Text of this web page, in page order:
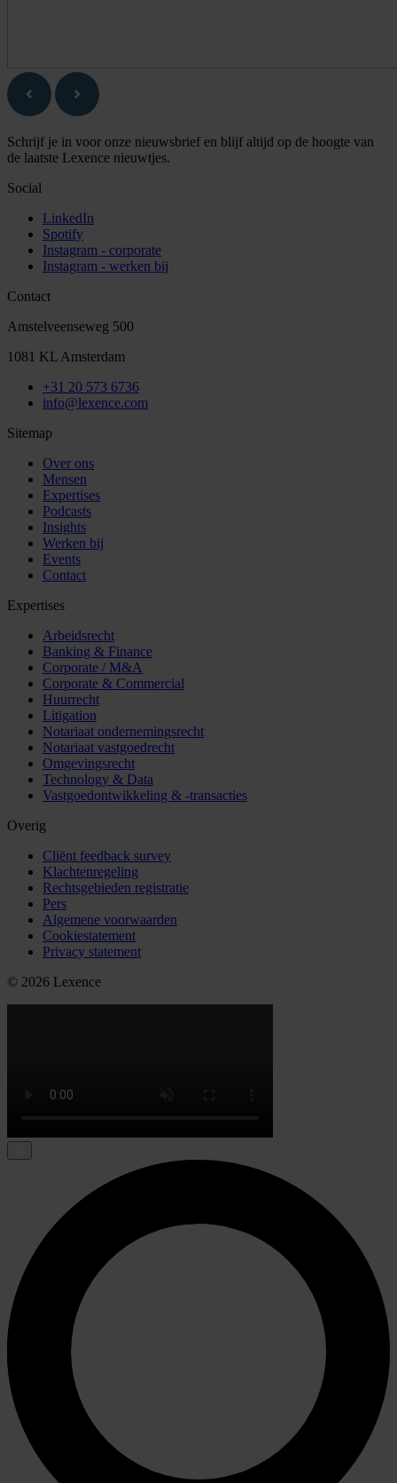
Schrijf je in voor onze nieuwsbrief en blijf altijd op de hoogte van
de laatste Lexence nieuwtjes.
Social
LinkedIn
Spotify
Instagram - corporate
Instagram - werken bij
Contact
Amstelveenseweg 500
1081 KL Amsterdam
+31 20 573 6736
info@lexence.com
Sitemap
Over ons
Mensen
Expertises
Podcasts
Insights
Werken bij
Events
Contact
Expertises
Arbeidsrecht
Banking & Finance
Corporate / M&A
Corporate & Commercial
Huurrecht
Litigation
Notariaat ondernemingsrecht
Notariaat vastgoedrecht
Omgevingsrecht
Technology & Data
Vastgoedontwikkeling & -transacties
Overig
Cliënt feedback survey
Klachtenregeling
Rechtsgebieden registratie
Pers
Algemene voorwaarden
Cookiestatement
Privacy statement
© 2026 Lexence